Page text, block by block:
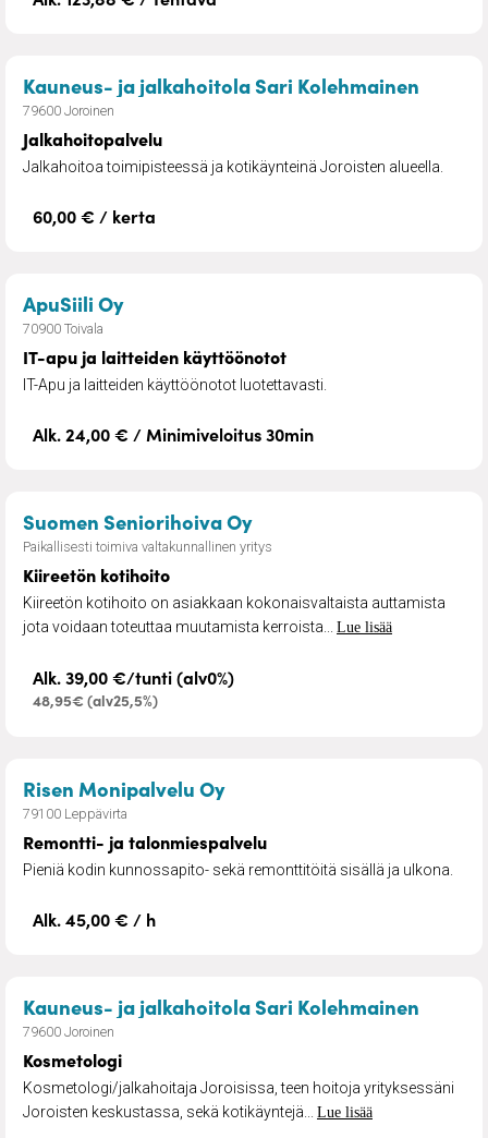
Kauneus- ja jalkahoitola Sari Kolehmainen
79600 Joroinen
Jalkahoitopalvelu
Jalkahoitoa toimipisteessä ja kotikäynteinä Joroisten alueella.
60,00 € / kerta
ApuSiili Oy– IT-apu ja laitteiden käyttöönotot
70900 Toivala
IT-apu ja laitteiden käyttöönotot
IT-Apu ja laitteiden käyttöönotot luotettavasti.
Alk. 24,00 € / Minimiveloitus 30min
Suomen Seniorihoiva Oy– Kiireetön kotihoito
Paikallisesti toimiva valtakunnallinen yritys
Kiireetön kotihoito
Kiireetön kotihoito on asiakkaan kokonaisvaltaista auttamista
jota voidaan toteuttaa muutamista kerroista... Lue lisää
Alk. 39,00 €/tunti (alv0%)
48,95€ (alv25,5%)
Risen Monipalvelu Oy– Remontti- ja
79100 Leppävirta
Remontti- ja talonmiespalvelu
Pieniä kodin kunnossapito- sekä remonttitöitä sisällä ja ulkona.
Alk. 45,00 € / h
Kauneus- ja jalkahoitola Sari Kolehmainen
79600 Joroinen
Kosmetologi
Kosmetologi/jalkahoitaja Joroisissa, teen hoitoja yrityksessäni
Joroisten keskustassa, sekä kotikäyntejä... Lue lisää